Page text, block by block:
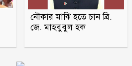
নৌকার মাঝি হতে চান ব্রি.
জে. মাহবুবুল হক